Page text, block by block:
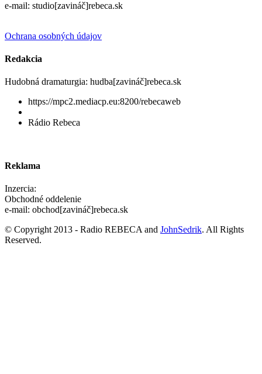
e-mail: studio[zavináč]rebeca.sk
Ochrana osobných údajov
Redakcia
Hudobná dramaturgia: hudba[zavináč]rebeca.sk
https://mpc2.mediacp.eu:8200/rebecaweb
Rádio Rebeca
Reklama
Inzercia:
Obchodné oddelenie
e-mail: obchod[zavináč]rebeca.sk
© Copyright 2013 - Radio REBECA and JohnSedrik. All Rights
Reserved.